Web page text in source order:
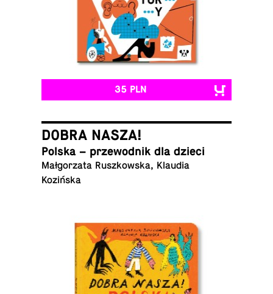
35 PLN
DOBRA NASZA!
Polska – prze­wod­nik dla dzieci
Mał­go­rza­ta Rusz­kow­ska, Klaudia
Kozińska